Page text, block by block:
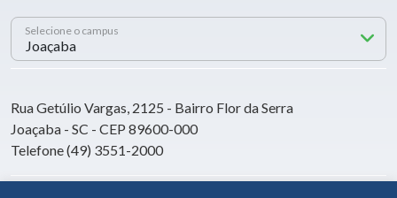
Selecione o campus
Rua Getúlio Vargas, 2125 - Bairro Flor da Serra
Joaçaba - SC - CEP 89600-000
Telefone (49) 3551-2000